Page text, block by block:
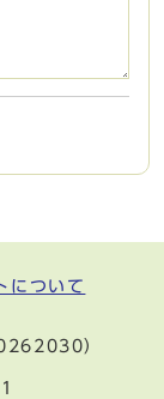
について
）